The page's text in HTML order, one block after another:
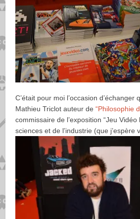
C’était pour moi l’occasion d’échanger
Mathieu Triclot auteur de“Philosophie
commissaire de l’exposition “Jeu Vidéo
sciences et de l’industrie (que j’espère